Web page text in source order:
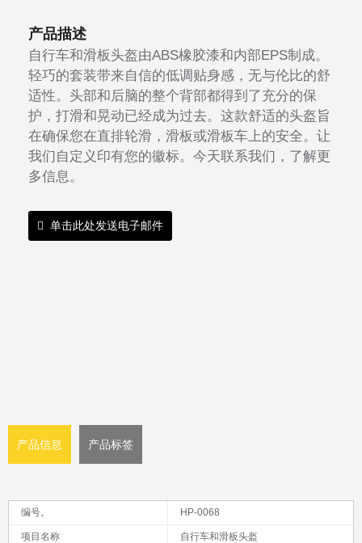
产品描述
自行车和滑板头盔由ABS橡胶漆和内部EPS制成。
轻巧的套装带来自信的低调贴身感，无与伦比的舒
适性。头部和后脑的整个背部都得到了充分的保
护，打滑和晃动已经成为过去。这款舒适的头盔旨
在确保您在直排轮滑，滑板或滑板车上的安全。让
我们自定义印有您的徽标。今天联系我们，了解更
多信息。
单击此处发送电子邮件
产品信息 产品标签
编号。 HP-0068
项目名称 自行车和滑板头盔